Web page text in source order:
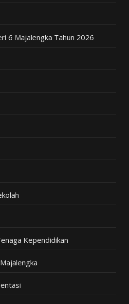
6 Majalengka Tahun 2026
Kependidikan